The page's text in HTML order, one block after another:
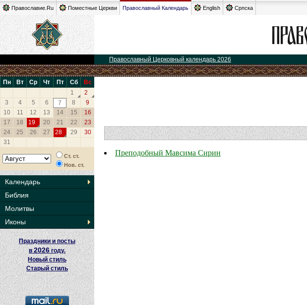
Православие.Ru Поместные Церкви Православный Календарь English Српска
Православный Церковный календарь 2026
Пн Вт Ср Чт Пт Сб
Вс
1
2
3
4 5 6 7 8
9
10
11 12 13 14 15
16
17
18 19 20 21 22
23
24
25 26 27 28 29
30
31
Ст. ст.
Нов. ст.
Календарь
Библия
Молитвы
Иконы
Праздники и посты
в2026 году.
Новый стиль
Старый стиль
Преподобный Мавсима Сирин